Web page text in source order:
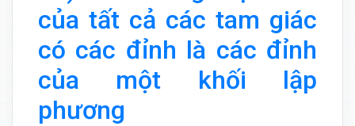
của tất cả các tam giác
có các đỉnh là các đỉnh
của một khối lập
phương